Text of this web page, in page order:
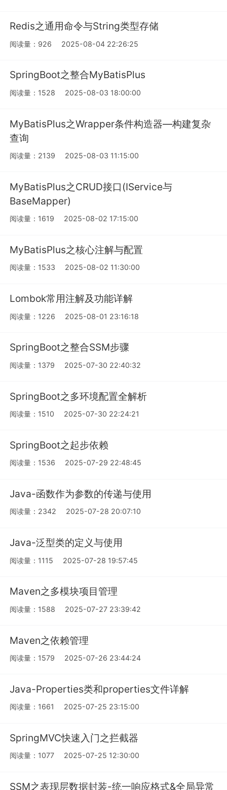
Redis之通用命令与String类型存储
阅读量：926 2025-08-04 22:26:25
SpringBoot之整合MyBatisPlus
阅读量：1528 2025-08-03 18:00:00
MyBatisPlus之Wrapper条件构造器—构建复杂
查询
阅读量：2139 2025-08-03 11:15:00
MyBatisPlus之CRUD接口(IService与
BaseMapper)
阅读量：1619 2025-08-02 17:15:00
MyBatisPlus之核心注解与配置
阅读量：1533 2025-08-02 11:30:00
Lombok常用注解及功能详解
阅读量：1226 2025-08-01 23:16:18
SpringBoot之整合SSM步骤
阅读量：1379 2025-07-30 22:40:32
SpringBoot之多环境配置全解析
阅读量：1510 2025-07-30 22:24:21
SpringBoot之起步依赖
阅读量：1536 2025-07-29 22:48:45
Java-函数作为参数的传递与使用
阅读量：2342 2025-07-28 20:07:10
Java-泛型类的定义与使用
阅读量：1115 2025-07-28 19:57:45
Maven之多模块项目管理
阅读量：1588 2025-07-27 23:39:42
Maven之依赖管理
阅读量：1579 2025-07-26 23:44:24
Java-Properties类和properties文件详解
阅读量：1661 2025-07-25 23:15:00
SpringMVC快速入门之拦截器
阅读量：1077 2025-07-25 12:30:00
SSM之表现层数据封装-统一响应格式&全局异常